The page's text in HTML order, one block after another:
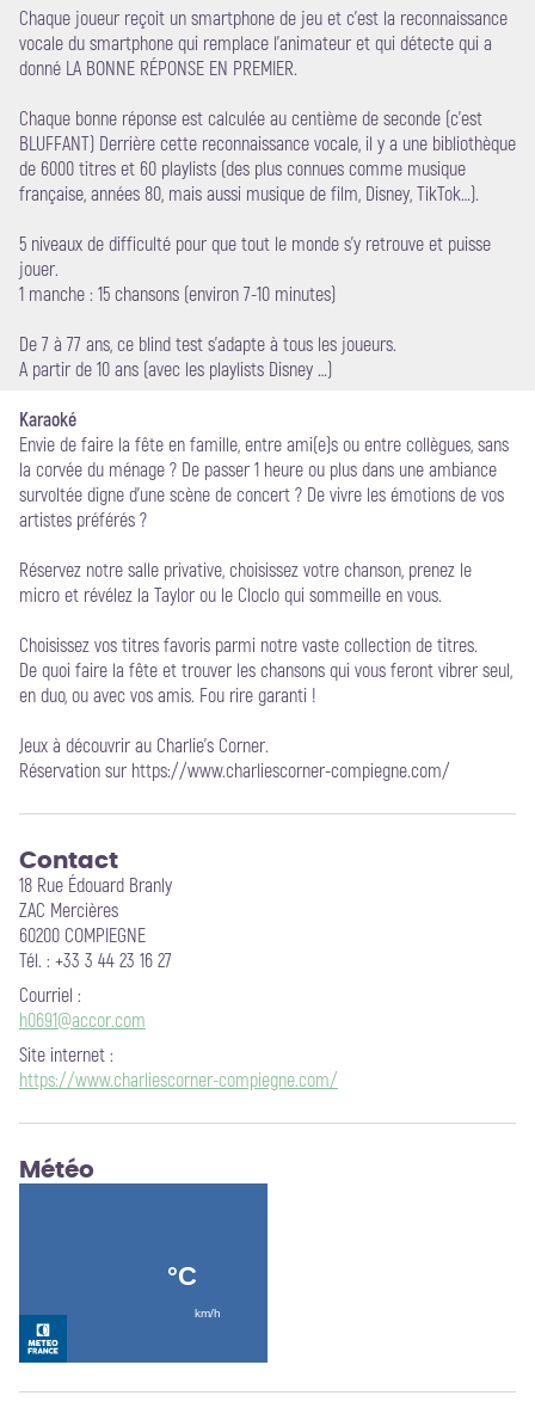
Chaque joueur reçoit un smartphone de jeu et c’est la reconnaissance
vocale du smartphone qui remplace l’animateur et qui détecte qui a
donné LA BONNE RÉPONSE EN PREMIER.
Chaque bonne réponse est calculée au centième de seconde (c’est
BLUFFANT) Derrière cette reconnaissance vocale, il y a une bibliothèque
de 6000 titres et 60 playlists (des plus connues comme musique
française, années 80, mais aussi musique de film, Disney, TikTok…).
5 niveaux de difficulté pour que tout le monde s’y retrouve et puisse
jouer.
1 manche : 15 chansons (environ 7-10 minutes)
De 7 à 77 ans, ce blind test s’adapte à tous les joueurs.
A partir de 10 ans (avec les playlists Disney …)
Karaoké
Envie de faire la fête en famille, entre ami(e)s ou entre collègues, sans
la corvée du ménage ? De passer 1 heure ou plus dans une ambiance
survoltée digne d’une scène de concert ? De vivre les émotions de vos
artistes préférés ?
Réservez notre salle privative, choisissez votre chanson, prenez le
micro et révélez la Taylor ou le Cloclo qui sommeille en vous.
Choisissez vos titres favoris parmi notre vaste collection de titres.
De quoi faire la fête et trouver les chansons qui vous feront vibrer seul,
en duo, ou avec vos amis. Fou rire garanti !
Jeux à découvrir au Charlie's Corner.
Réservation sur https://www.charliescorner-compiegne.com/
Contact
18 Rue Édouard Branly
ZAC Mercières
60200 COMPIEGNE
Tél. : +33 3 44 23 16 27
Courriel :
h0691@accor.com
Site internet :
https://www.charliescorner-compiegne.com/
Météo